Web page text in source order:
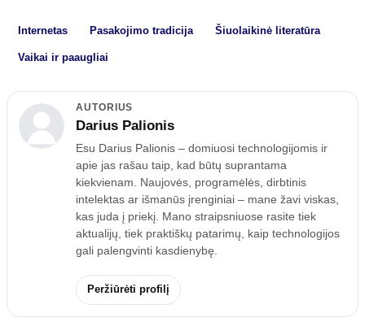
Internetas Pasakojimo tradicija Šiuolaikinė literatūra
Vaikai ir paaugliai
AUTORIUS
Darius Palionis
Esu Darius Palionis – domiuosi technologijomis ir
apie jas rašau taip, kad būtų suprantama
kiekvienam. Naujovės, programėlės, dirbtinis
intelektas ar išmanūs įrenginiai – mane žavi viskas,
kas juda į priekį. Mano straipsniuose rasite tiek
aktualijų, tiek praktiškų patarimų, kaip technologijos
gali palengvinti kasdienybę.
Peržiūrėti profilį